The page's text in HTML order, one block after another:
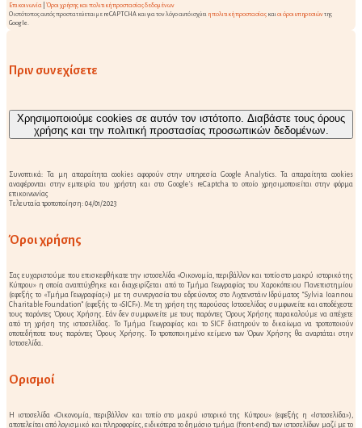
Επικοινωνία Όροι χρήσης και πολιτική προστασίας δεδομένων
Ο ιστότοπος αυτός προστατεύεται με reCAPTCHA και για τον λόγο αυτό ισχύει η πολιτική προστασίας καιοι όροι υπηρεσιώντης
Google.
Πριν συνεχίσετε
Χρησιμοποιούμε cookies σε αυτόν τον ιστότοπο. Διαβάστε τους όρους
χρήσης και την πολιτική προστασίας προσωπικών δεδομένων.
Συνοπτικά: Τα μη απαραίτητα cookies αφορούν στην υπηρεσία Google Analytics. Τα απαραίτητα cookies
αναφέρονται στην εμπειρία του χρήστη και στο Google's reCaptcha το οποίο χρησιμοποιείται στην φόρμα
επικοινωνίας
Τελευταία τροποποίηση: 04/01/2023
Όροι χρήσης
Σας ευχαριστούμε που επισκεφθήκατε την ιστοσελίδα «Οικονομία, περιβάλλον και τοπίο στο μακρύ ιστορικό της
Κύπρου» η οποία αναπτύχθηκε και διαχειρίζεται από το Τμήμα Γεωγραφίας του Χαροκόπειου Πανεπιστημίου
(εφεξής το «Τμήμα Γεωγραφίας») με τη συνεργασία του εδρεύοντος στο Λιχτενστάιν Ιδρύματος “Sylvia Ioannou
Charitable Foundation” (εφεξής το «SICF»). Με τη χρήση της παρούσας Ιστοσελίδας συμφωνείτε και αποδέχεστε
τους παρόντες Όρους Χρήσης. Εάν δεν συμφωνείτε με τους παρόντες Όρους Χρήσης παρακαλούμε να απέχετε
από τη χρήση της ιστοσελίδας. Το Τμήμα Γεωγραφίας και το SICF διατηρούν το δικαίωμα να τροποποιούν
οποτεδήποτε τους παρόντες Όρους Χρήσης. Το τροποποιημένο κείμενο των Όρων Χρήσης θα αναρτάται στην
Ιστοσελίδα.
Ορισμοί
Η ιστοσελίδα «Οικονομία, περιβάλλον και τοπίο στο μακρύ ιστορικό της Κύπρου» (εφεξής η «Ιστοσελίδα»),
αποτελείται από λογισμικό και πληροφορίες, ειδικότερα το δημόσιο τμήμα (front-end) των ιστοσελίδων μαζί με το